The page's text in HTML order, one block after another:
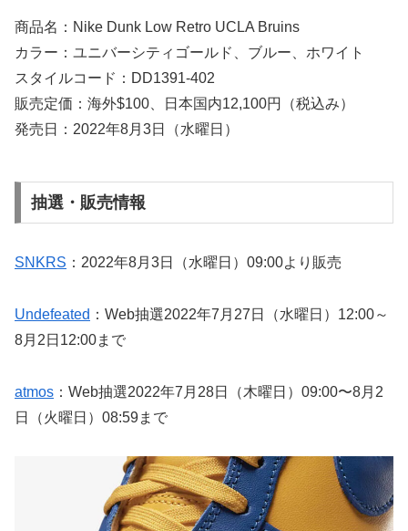
商品名：Nike Dunk Low Retro UCLA Bruins
カラー：ユニバーシティゴールド、ブルー、ホワイト
スタイルコード：DD1391-402
販売定価：海外$100、日本国内12,100円（税込み）
発売日：2022年8月3日（水曜日）
抽選・販売情報
SNKRS ：2022年8月3日（水曜日）09:00より販売
Undefeated ：Web抽選2022年7月27日（水曜日）12:00～
8月2日12:00まで
atmos ：Web抽選2022年7月28日（木曜日）09:00〜8月2
日（火曜日）08:59まで